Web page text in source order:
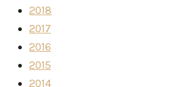
2018
2017
2016
2015
2014